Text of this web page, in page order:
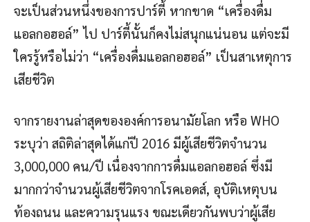
จะเป็นส่วนหนึ่งของการปาร์ตี้ หากขาด “เครื่องดื่ม
แอลกอฮอล์” ไป ปาร์ตี้นั้นก็คงไม่สนุกแน่นอน แต่จะมี
ใครรู้หรือไม่ว่า “เครื่องดื่มแอลกอฮอล์” เป็นสาเหตุการ
เสียชีวิต
จากรายงานล่าสุดขององค์การอนามัยโลก หรือ WHO
ระบุว่า สถิติล่าสุดได้แก่ปี 2016 มีผู้เสียชีวิตจำนวน
3,000,000 คน/ปี เนื่องจากการดื่มแอลกอฮอล์ ซึ่งมี
มากกว่าจำนวนผู้เสียชีวิตจากโรคเอดส์, อุบัติเหตุบน
ท้องถนน และความรุนแรง ขณะเดียวกันพบว่าผู้เสีย